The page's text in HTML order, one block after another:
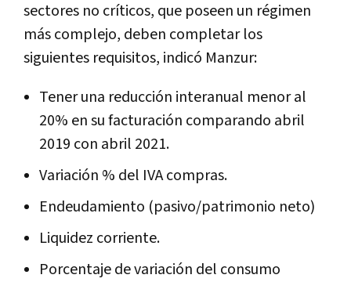
sectores no críticos, que poseen un régimen
más complejo, deben completar los
siguientes requisitos, indicó Manzur:
Tener una reducción interanual menor al
20% en su facturación comparando abril
2019 con abril 2021.
Variación % del IVA compras.
Endeudamiento (pasivo/patrimonio neto)
Liquidez corriente.
Porcentaje de variación del consumo